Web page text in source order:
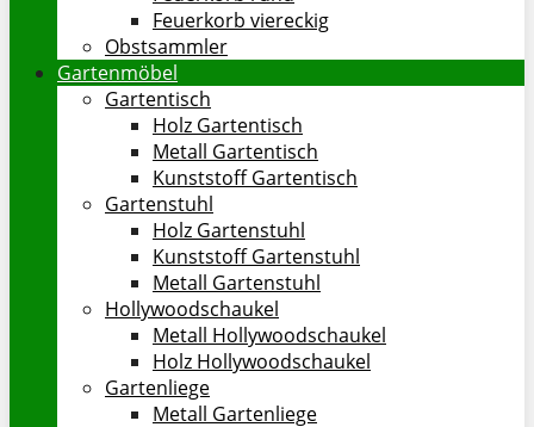
Feuerkorb viereckig
Obstsammler
Gartenmöbel
Gartentisch
Holz Gartentisch
Metall Gartentisch
Kunststoff Gartentisch
Gartenstuhl
Holz Gartenstuhl
Kunststoff Gartenstuhl
Metall Gartenstuhl
Hollywoodschaukel
Metall Hollywoodschaukel
Holz Hollywoodschaukel
Gartenliege
Metall Gartenliege